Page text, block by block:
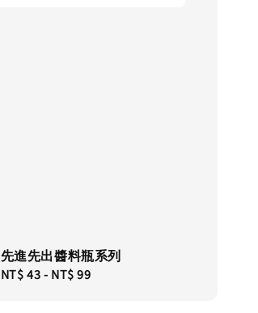
先進先出醬料瓶系列
Regular
NT$ 43- NT$ 99